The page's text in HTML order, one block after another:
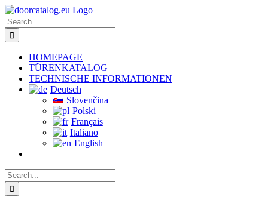
Skip
to
content
Search
for:
HOMEPAGE
TÜRENKATALOG
TECHNISCHE INFORMATIONEN
Deutsch
Slovenčina
Polski
Français
Italiano
English
Search
for: